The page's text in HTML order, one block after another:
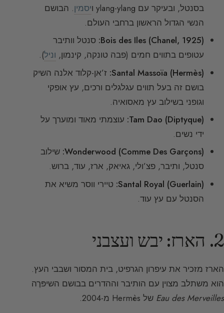
בסנטל, ובעיקר עם ylang-ylang ו
יסמין. הבושם
הנשי הגדול הראשון ברחבי העולם.
Bois des Iles (Chanel, 1925): סנטל וותיבר
עטופים בתווים חמים (פבה טונקה, קינמון, וניל).
Santal Massoïa (Hermès): ז’אן-קלוד אלנה השיק
בושם זה בעל תווים עגלגלים ורכים, עץ אופקי
וגופני בשילוב עץ מאסואיה.
Tam Dao (Diptyque): עוצמתי מאוד ומוערך על
ידי נשים.
Wonderwood (Comme Des Garçons): שילוב
סנטל, ותיבר, פצ’ולי, גאיאק, ארז, עוד, ברוש.
Santal Royal (Guerlain): טיירי ווסר משיא את
הסנטל עם עץ עוד.
2. הארז: יבש ועצבני
הארז מזכיר את עיפרון הגרפיט, בית המסור ושבבי העץ.
הוא משתלב מצוין עם הותיבר וההדרים בבושם השיפּרֶה
Eau des Merveilles של Hermès מ-2004.